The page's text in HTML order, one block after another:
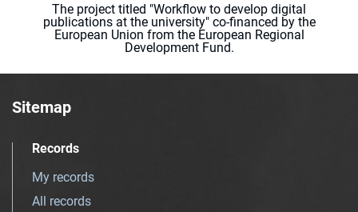
The project titled "Workflow to develop digital
publications at the university" co-financed by the
European Union from the European Regional
Development Fund.
Sitemap
Records
My records
All records